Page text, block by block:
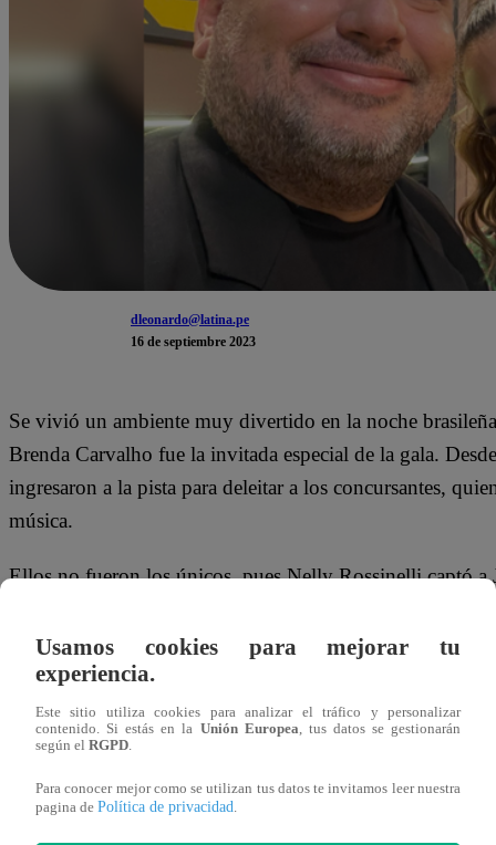
dleonardo@latina.pe
16 de septiembre 2023
Se vivió un ambiente muy divertido en la noche
Brenda Carvalho fue la invitada especial de la gala.
ingresaron a la pista para deleitar a los concursantes,
música.
Ellos no fueron los únicos, pues Nelly Rossinelli captó a
pericotitos’ lo compartió a través de su cuenta de
sintiendo la brasileña”.
Con esto podemos apreciar que durante el programa
Usamos cookies para mejorar tu
experiencia.
Este sitio utiliza cookies para analizar el tráfico y personalizar
contenido. Si estás en la Unión Europea , tus datos se gestionarán
según el RGPD
Para conocer mejor como se utilizan tus datos te invitamos leer nuestra
pagina de Política de privacidad